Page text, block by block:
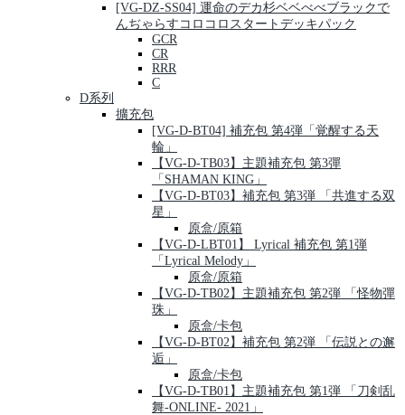
[VG-DZ-SS04] 運命のデカ杉ベベべべブラックで
んぢゃらすコロコロスタートデッキパック
GCR
CR
RRR
C
D系列
擴充包
[VG-D-BT04] 補充包 第4弾「覚醒する天
輪」
【VG-D-TB03】主題補充包 第3彈
「SHAMAN KING」
【VG-D-BT03】補充包 第3弾 「共進する双
星」
原盒/原箱
【VG-D-LBT01】 Lyrical 補充包 第1弾
「Lyrical Melody」
原盒/原箱
【VG-D-TB02】主題補充包 第2弾 「怪物彈
珠」
原盒/卡包
【VG-D-BT02】補充包 第2弾 「伝説との邂
逅」
原盒/卡包
【VG-D-TB01】主題補充包 第1弾 「刀剣乱
舞-ONLINE- 2021」